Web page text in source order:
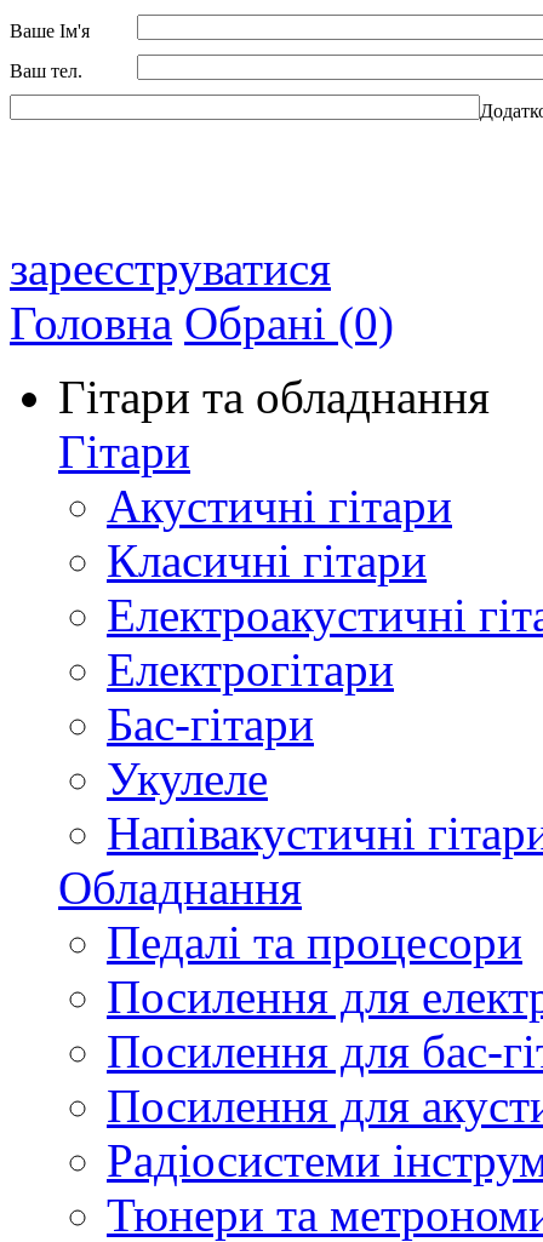
Ваше Ім'я
Ваш тел.
зареєструватися
Головна Обрані (0)
Гітари та обладнання
Гітари
Акустичні гітари
Класичні гітари
Електроакустичні
Електрогітари
Бас-гітари
Укулеле
Напівакустичні
Обладнання
Педалі та процесори
Посилення для
Посилення для бас-
Посилення для
Радіосистеми
Тюнери та